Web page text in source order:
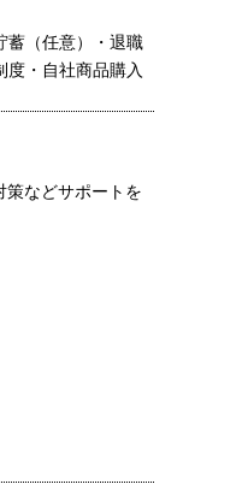
蓄（任意）・退職
・自社商品購入
策などサポートを